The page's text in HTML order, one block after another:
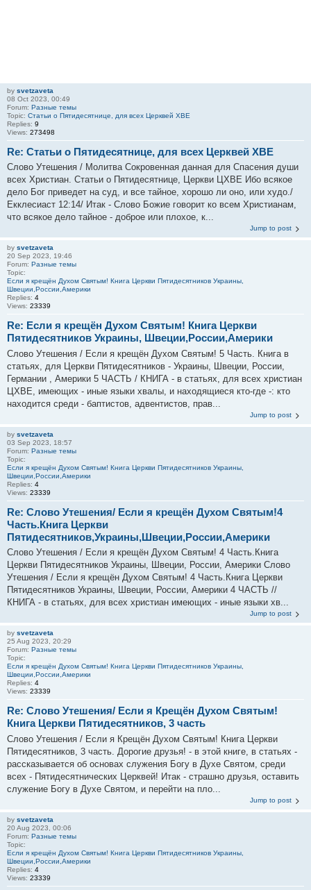
by svetzaveta
08 Oct 2023, 00:49
Forum: Разные темы
Topic: Статьи о Пятидесятнице, для всех Церквей ХВЕ
Replies: 9
Views: 273498
Re: Статьи о Пятидесятнице, для всех Церквей ХВЕ
Слово Утешения / Молитва Сокровенная данная для Спасения души
всех Христиан. Статьи о Пятидесятнице, Церкви ЦХВЕ Ибо всякое
дело Бог приведет на суд, и все тайное, хорошо ли оно, или худо./
Екклесиаст 12:14/ Итак - Слово Божие говорит ко всем Христианам,
что всякое дело тайное - доброе или плохое, к...
Jump to post
by svetzaveta
20 Sep 2023, 19:46
Forum: Разные темы
Topic:
Если я крещён Духом Святым! Книга Церкви Пятидесятников Украины,
Швеции,России,Америки
Replies: 4
Views: 23339
Re: Если я крещён Духом Святым! Книга Церкви
Пятидесятников Украины, Швеции,России,Америки
Слово Утешения / Если я крещён Духом Святым! 5 Часть. Книга в
статьях, для Церкви Пятидесятников - Украины, Швеции, России,
Германии , Америки 5 ЧАСТЬ / КНИГА - в статьях, для всех христиан
ЦХВЕ, имеющих - иные языки хвалы, и находящиеся кто-где -: кто
находится среди - баптистов, адвентистов, прав...
Jump to post
by svetzaveta
03 Sep 2023, 18:57
Forum: Разные темы
Topic:
Если я крещён Духом Святым! Книга Церкви Пятидесятников Украины,
Швеции,России,Америки
Replies: 4
Views: 23339
Re: Слово Утешения/ Если я крещён Духом Святым!4
Часть.Книга Церкви
Пятидесятников,Украины,Швеции,России,Америки
Слово Утешения / Если я крещён Духом Святым! 4 Часть.Книга
Церкви Пятидесятников Украины, Швеции, России, Америки Слово
Утешения / Если я крещён Духом Святым! 4 Часть.Книга Церкви
Пятидесятников Украины, Швеции, России, Америки 4 ЧАСТЬ //
КНИГА - в статьях, для всех христиан имеющих - иные языки хв...
Jump to post
by svetzaveta
25 Aug 2023, 20:29
Forum: Разные темы
Topic:
Если я крещён Духом Святым! Книга Церкви Пятидесятников Украины,
Швеции,России,Америки
Replies: 4
Views: 23339
Re: Слово Утешения/ Если я Крещён Духом Святым!
Книга Церкви Пятидесятников, 3 часть
Слово Утешения / Если я Крещён Духом Святым! Книга Церкви
Пятидесятников, 3 часть. Дорогие друзья! - в этой книге, в статьях -
рассказывается об основах служения Богу в Духе Святом, среди
всех - Пятидесятнических Церквей! Итак - страшно друзья, оставить
служение Богу в Духе Святом, и перейти на пло...
Jump to post
by svetzaveta
20 Aug 2023, 00:06
Forum: Разные темы
Topic:
Если я крещён Духом Святым! Книга Церкви Пятидесятников Украины,
Швеции,России,Америки
Replies: 4
Views: 23339